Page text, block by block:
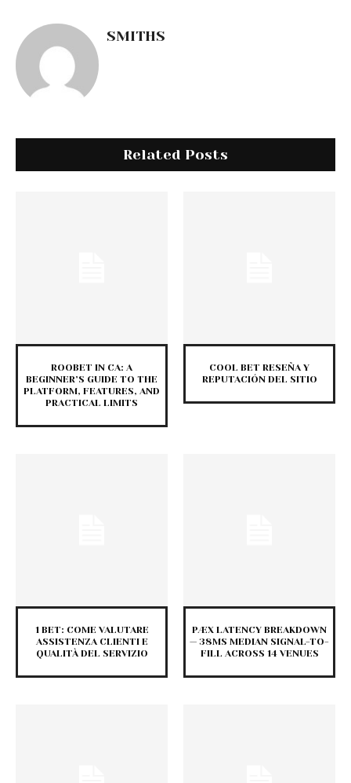
SMITHS
Related Posts
ROOBET IN CA: A
BEGINNER’S GUIDE TO THE
PLATFORM, FEATURES, AND
PRACTICAL LIMITS
COOL BET RESEÑA Y
REPUTACIÓN DEL SITIO
1 BET: COME VALUTARE
ASSISTENZA CLIENTI E
QUALITÀ DEL SERVIZIO
PÆX LATENCY BREAKDOWN
— 38MS MEDIAN SIGNAL-TO-
FILL ACROSS 14 VENUES